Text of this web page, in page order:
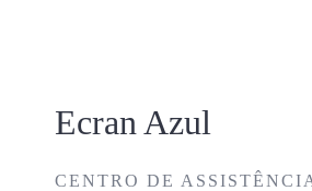
Ecran Azul
CENTRO DE